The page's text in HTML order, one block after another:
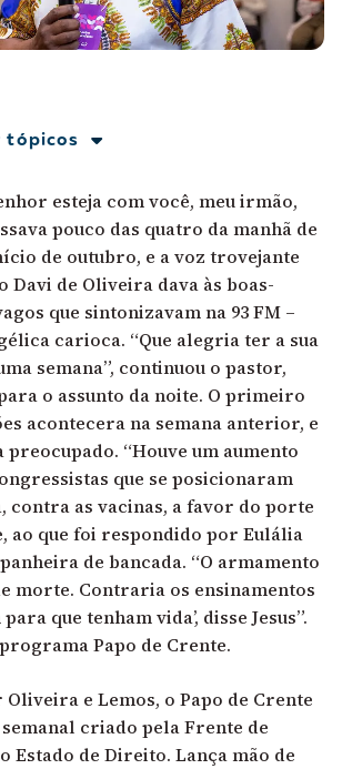
precisa da sua doação!
APOIAR!
tópicos
esteja com você, meu irmão,
pouco das quatro da manhã de
de outubro, e a voz trovejante
Davi de Oliveira dava às boas-
que sintonizavam na 93 FM –
carioca. “Que alegria ter a sua
semana”, continuou o pastor,
o assunto da noite. O primeiro
acontecera na semana anterior, e
“Houve um aumento
que se posicionaram
contra as vacinas, a favor do porte
ao que foi respondido por Eulália
de bancada. “O armamento
morte. Contraria os ensinamentos
para que tenham vida’, disse Jesus”.
Papo de Crente.
e Lemos, o Papo de Crente
criado pela Frente de
Estado de Direito. Lança mão de